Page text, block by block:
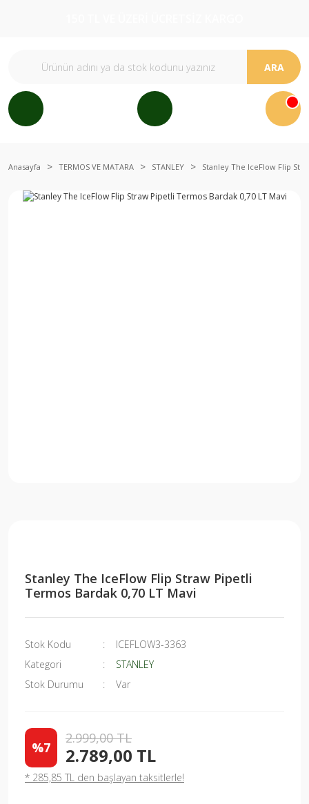
ARA
Anasayfa TERMOS VE MATARA STANLEY Stanley The IceFlow Flip
Stanley The IceFlow Flip Straw Pipetli
Termos Bardak 0,70 LT Mavi
Stok Kodu
ICEFLOW3-3363
Kategori
STANLEY
Stok Durumu
Var
%7
2.999,00 TL
2.789,00 TL
* 285,85 TL den başlayan taksitlerle!